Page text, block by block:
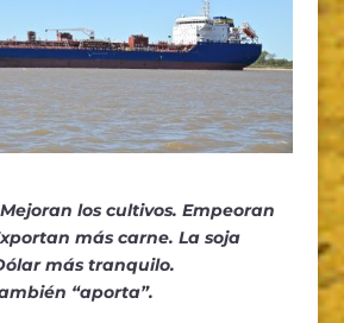
los cultivos. Empeoran
más carne. La soja
más tranquilo.
“aporta”.